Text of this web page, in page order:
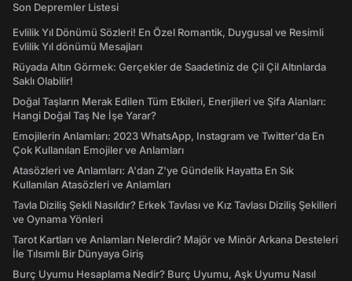
Son Depremler Listesi
Evlilik Yıl Dönümü Sözleri! En Özel Romantik, Duygusal ve Resimli
Evlilik Yıl dönümü Mesajları
Rüyada Altın Görmek: Gerçekler de Saadetiniz de Çil Çil Altınlarda
Saklı Olabilir!
Doğal Taşların Merak Edilen Tüm Etkileri, Enerjileri ve Şifa Alanları:
Hangi Doğal Taş Ne İşe Yarar?
Emojilerin Anlamları: 2023 WhatsApp, Instagram ve Twitter'da En
Çok Kullanılan Emojiler ve Anlamları
Atasözleri ve Anlamları: A'dan Z'ye Gündelik Hayatta En Sık
Kullanılan Atasözleri ve Anlamları
Tavla Diziliş Şekli Nasıldır? Erkek Tavlası ve Kız Tavlası Diziliş Şekilleri
ve Oynama Yönleri
Tarot Kartları ve Anlamları Nelerdir? Majör ve Minör Arkana Desteleri
İle Tılsımlı Bir Dünyaya Giriş
Burç Uyumu Hesaplama Nedir? Burç Uyumu, Aşk Uyumu Nasıl